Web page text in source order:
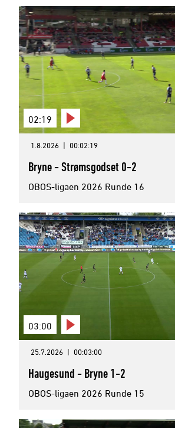
02:19
1.8.2026 | 00:02:19
Bryne - Strømsgodset 0-2
OBOS-ligaen 2026 Runde 16
03:00
25.7.2026 | 00:03:00
Haugesund - Bryne 1-2
OBOS-ligaen 2026 Runde 15